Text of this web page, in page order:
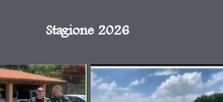
Stagione 2026